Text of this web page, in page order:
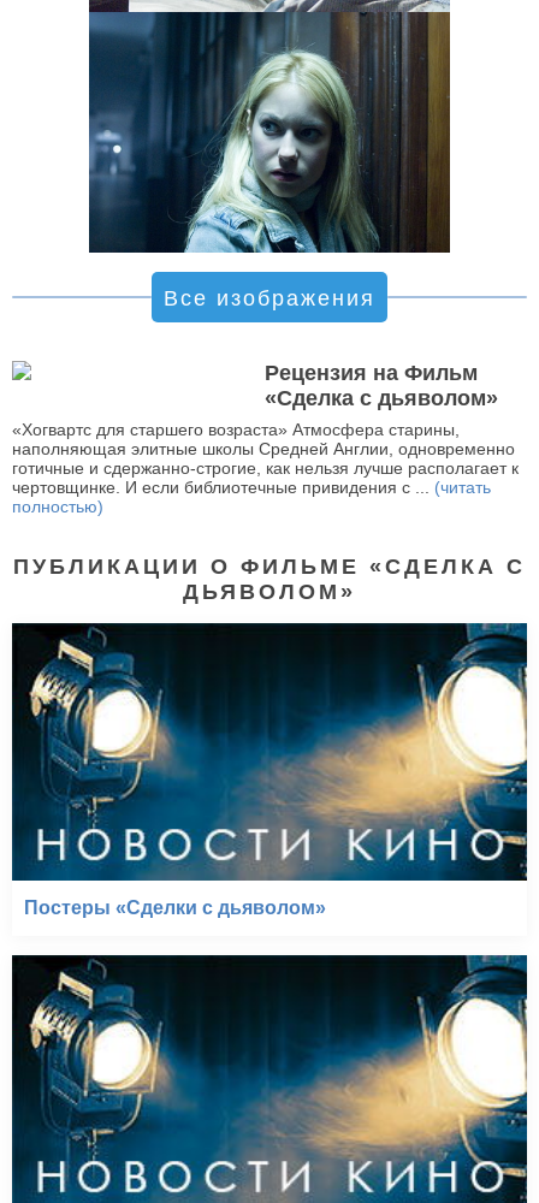
Все изображения
Рецензия на Фильм
«Сделка с дьяволом»
«Хогвартс для старшего возраста» Атмосфера старины,
наполняющая элитные школы Средней Англии, одновременно
готичные и сдержанно-строгие, как нельзя лучше располагает к
чертовщинке. И если библиотечные привидения с ... (читать
полностью)
ПУБЛИКАЦИИ О ФИЛЬМЕ «СДЕЛКА С
ДЬЯВОЛОМ»
Постеры «Сделки с дьяволом»